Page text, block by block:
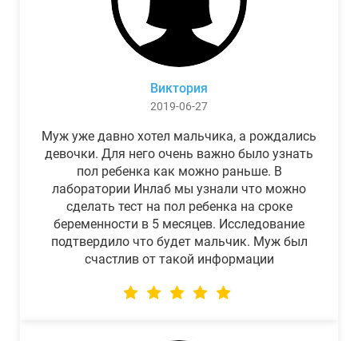
Виктория
2019-06-27
Муж уже давно хотел мальчика, а рождались
девочки. Для него очень важно было узнать
пол ребенка как можно раньше. В
лаборатории Инлаб мы узнали что можно
сделать тест на пол ребенка на сроке
беременности в 5 месяцев. Исследование
подтвердило что будет мальчик. Муж был
счастлив от такой информации